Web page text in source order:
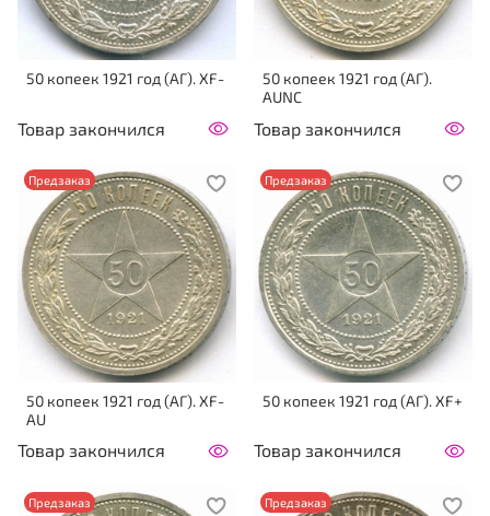
50 копеек 1921 год (АГ). XF-
Товар закончился
50 копеек 1921 год (АГ).
AUNC
Товар закончился
Предзаказ
50 копеек 1921 год (АГ). XF-
AU
Товар закончился
Предзаказ
50 копеек 1921 год (АГ). XF+
Товар закончился
Предзаказ Предзаказ